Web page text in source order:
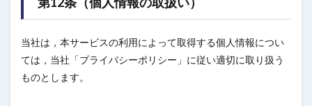
当社は，本サービスの利用によって取得する個人情報につい
ては，当社「プライバシーポリシー」に従い適切に取り扱う
ものとします。